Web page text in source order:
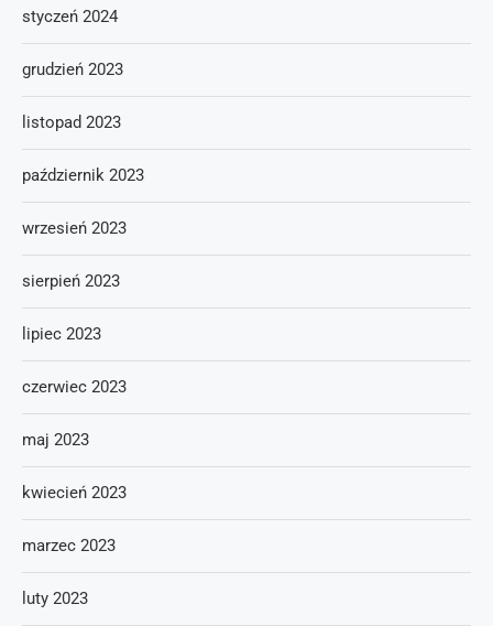
styczeń 2024
grudzień 2023
listopad 2023
październik 2023
wrzesień 2023
sierpień 2023
lipiec 2023
czerwiec 2023
maj 2023
kwiecień 2023
marzec 2023
luty 2023